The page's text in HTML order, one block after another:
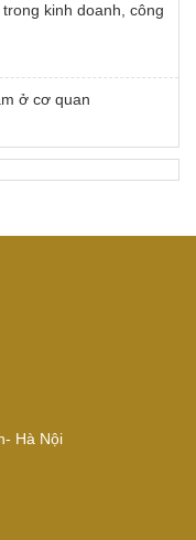
kinh doanh, công
ở cơ quan
Hà Nội